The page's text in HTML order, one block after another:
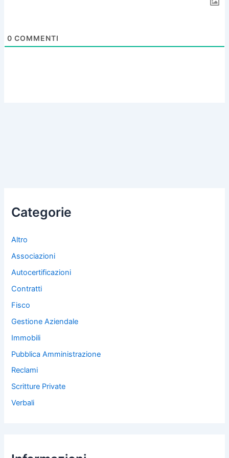
0 COMMENTI
Categorie
Altro
Associazioni
Autocertificazioni
Contratti
Fisco
Gestione Aziendale
Immobili
Pubblica Amministrazione
Reclami
Scritture Private
Verbali